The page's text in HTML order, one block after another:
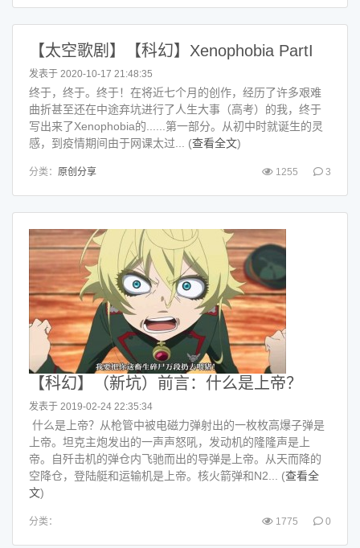
【太空歌剧】【科幻】Xenophobia PartI
发表于 2020-10-17 21:48:35
终于，终于。终于！在将近七个月的创作，经历了许多艰难
曲折甚至还在中途弃坑进行了人生大事（高考）的我，终于
写出来了Xenophobia的......第一部分。从初中时就诞生的灵
感，到疫情期间由于网课太过... (查看全文)
分类： 原创分享 1255 3
【科幻】（新坑）前言：什么是上帝？
发表于 2019-02-24 22:35:34
什么是上帝？从枪管中被电磁力弹射出的一枚枚高爆子弹是
上帝。坦克主炮发出的一声声怒吼，发动机的隆隆声是上
帝。自歼击机的弹仓内飞驰而出的导弹是上帝。从天而降的
空降仓，登陆艇和运输机是上帝。核火箭弹和N2... (查看全
文)
分类： 1775 0